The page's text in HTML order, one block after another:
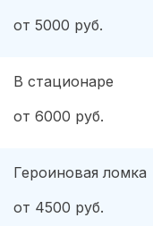
от 5000 руб.
В стационаре
от 6000 руб.
Героиновая ломка
от 4500 руб.